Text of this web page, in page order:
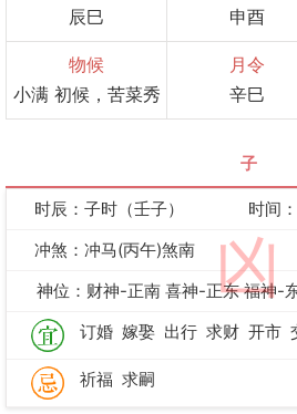
辰巳
申酉
物候
小满 初候，苦菜秀
月令
辛巳
子
凶
时辰：子时（壬子）
时间
冲煞：冲马(丙午)煞南
神位：财神-正南 喜神-正东 福神-
订婚 嫁娶 出行 求财 开市
祈福 求嗣